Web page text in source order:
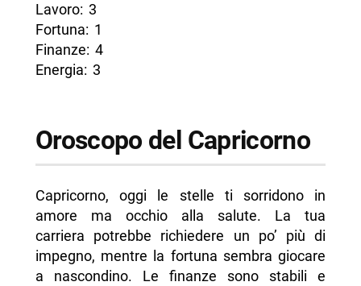
Lavoro: 3
Fortuna: 1
Finanze: 4
Energia: 3
Oroscopo del Capricorno
Capricorno, oggi le stelle ti sorridono in
amore ma occhio alla salute. La tua
carriera potrebbe richiedere un po’ più di
impegno, mentre la fortuna sembra giocare
a nascondino. Le finanze sono stabili e